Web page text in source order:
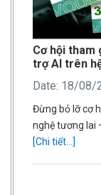
Cơ hội tham
trợ AI trên
Date: 18/08/
Đừng bỏ lỡ cơ
nghệ tương lai
[Chi tiết...]